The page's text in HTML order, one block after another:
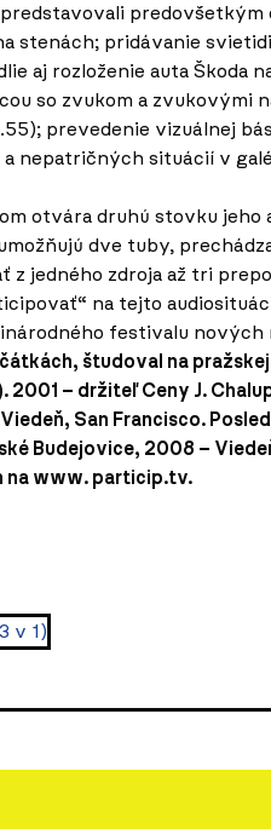
predovšetkým
stenách; pridávanie
aj rozloženie auta Škoda
so zvukom a zvukovými
prevedenie vizuálnej
nepatričných situácií v
otvára druhú stovku jeho
dve tuby,
z jedného zdroja až tri
na tejto
festivalu nových
študoval na
2001 – držiteľ Ceny J.
San Francisco.
Budejovice, 2008 –
na www. particip.tv.